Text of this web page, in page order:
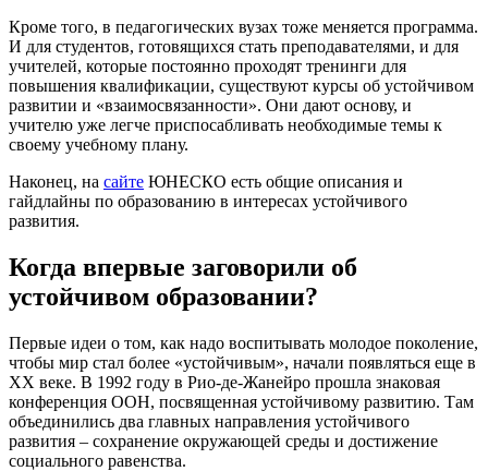
Кроме того, в педагогических вузах тоже меняется программа.
И для студентов, готовящихся стать преподавателями, и для
учителей, которые постоянно проходят тренинги для
повышения квалификации, существуют курсы об устойчивом
развитии и «взаимосвязанности». Они дают основу, и
учителю уже легче приспосабливать необходимые темы к
своему учебному плану.
Наконец, на сайте ЮНЕСКО есть общие описания и
гайдлайны по образованию в интересах устойчивого
развития.
Когда впервые заговорили об
устойчивом образовании?
Первые идеи о том, как надо воспитывать молодое поколение,
чтобы мир стал более «устойчивым», начали появляться еще в
ХХ веке. В 1992 году в Рио-де-Жанейро прошла знаковая
конференция ООН, посвященная устойчивому развитию. Там
объединились два главных направления устойчивого
развития – сохранение окружающей среды и достижение
социального равенства.